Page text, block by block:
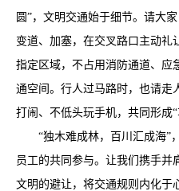
圆”，文明交通始于细节。请大
变道、加塞，在交叉路口主动礼
指定区域，不占用消防通道、应
通空间。行人过马路时，也请走
打闹、不低头玩手机，共同形成
“独木难成林，百川汇成海”
员工的共同参与。让我们携手并
文明的避让，将交通规则内化于